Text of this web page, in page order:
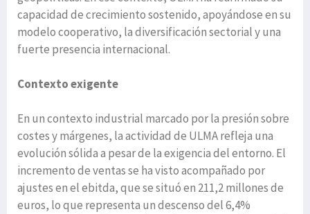
capacidad de crecimiento sostenido, apoyándose en su
modelo cooperativo, la diversificación sectorial y una
fuerte presencia internacional.
Contexto exigente
En un contexto industrial marcado por la presión sobre
costes y márgenes, la actividad de ULMA refleja una
evolución sólida a pesar de la exigencia del entorno. El
incremento de ventas se ha visto acompañado por
ajustes en el ebitda, que se situó en 211,2 millones de
euros, lo que representa un descenso del 6,4%